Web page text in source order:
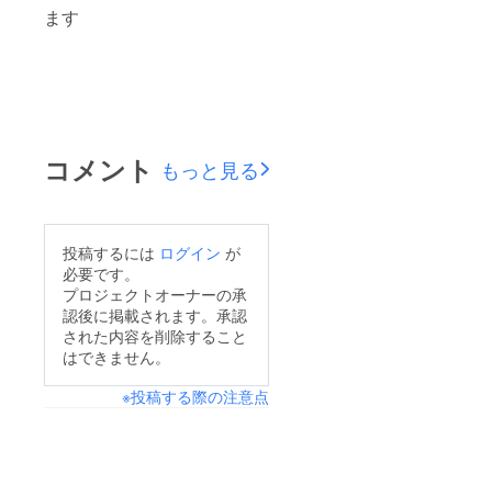
ます
コメント もっと見る
投稿するには ログイン が
必要です。
プロジェクトオーナーの承
認後に掲載されます。承認
された内容を削除すること
はできません。
※投稿する際の注意点